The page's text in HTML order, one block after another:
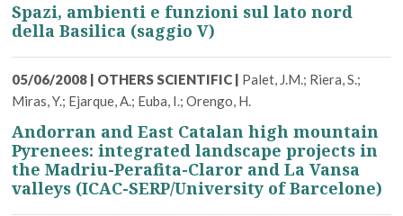
Spazi, ambienti e funzioni sul lato nord
della Basilica (saggio V)
05/06/2008 | OTHERS SCIENTIFIC | Palet, J.M.; Riera, S.;
Miras, Y.; Ejarque, A.; Euba, I.; Orengo, H.
Andorran and East Catalan high mountain
Pyrenees: integrated landscape projects in
the Madriu-Perafita-Claror and La Vansa
valleys (ICAC-SERP/University of Barcelone)